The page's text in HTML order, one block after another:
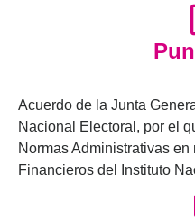
Acuerdo de la Junta
Nacional Electoral, por el
Normas Administrativas
Financieros del Instituto